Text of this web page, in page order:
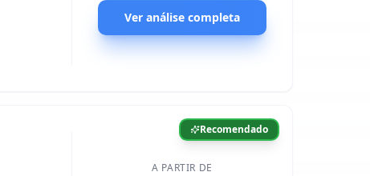
Ver análise completa
Recomendado
A PARTIR DE